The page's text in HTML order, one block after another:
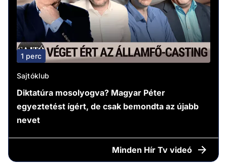
1 perc
Sajtóklub
Diktatúra mosolyogva? Magyar Péter
egyeztetést ígért, de csak bemondta az újabb
nevet
Minden Hír Tv videó